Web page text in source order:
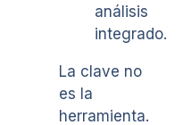
análisis
integrado.
La clave no
es la
herramienta.